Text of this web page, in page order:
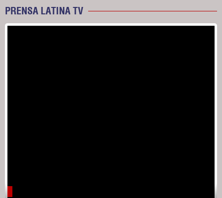
PRENSA LATINA TV